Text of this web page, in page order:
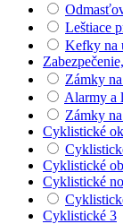
Leštiace
Kefky na
Zámky
Alarmy a
Zámky
Cyklistické
Cyklistické
Cyklistické
Cyklistické 3